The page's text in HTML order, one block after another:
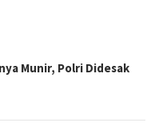
Munir, Polri Didesak